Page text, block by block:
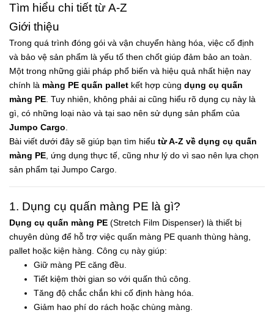
Tìm hiểu chi tiết từ A-Z
Giới thiệu
Trong quá trình đóng gói và vận chuyển hàng hóa, việc cố định
và bảo vệ sản phẩm là yếu tố then chốt giúp đảm bảo an toàn.
Một trong những giải pháp phổ biến và hiệu quả nhất hiện nay
chính là màng PE quấn pallet kết hợp cùng dụng cụ quấn
màng PE. Tuy nhiên, không phải ai cũng hiểu rõ dụng cụ này là
gì, có những loại nào và tại sao nên sử dụng sản phẩm của
Jumpo Cargo.
Bài viết dưới đây sẽ giúp bạn tìm hiểu từ A-Z về dụng cụ quấn
màng PE, ứng dụng thực tế, cũng như lý do vì sao nên lựa chọn
sản phẩm tại Jumpo Cargo.
1. Dụng cụ quấn màng PE là gì?
Dụng cụ quấn màng PE (Stretch Film Dispenser) là thiết bị
chuyên dùng để hỗ trợ việc quấn màng PE quanh thùng hàng,
pallet hoặc kiện hàng. Công cụ này giúp:
Giữ màng PE căng đều.
Tiết kiệm thời gian so với quấn thủ công.
Tăng độ chắc chắn khi cố định hàng hóa.
Giảm hao phí do rách hoặc chùng màng.